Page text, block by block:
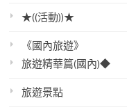
★((活動))★
《國內旅遊》
旅遊精華篇(國內)◆
旅遊景點